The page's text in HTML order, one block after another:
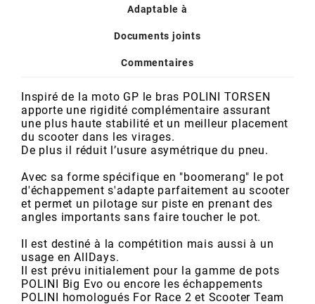
ARIETE
ARMLOCK
ARTEIN
ARTEK
ATHENA
Adaptable à
Documents joints
Commentaires
Inspiré de la moto GP le bras POLINI TORSEN
apporte une rigidité complémentaire assurant
une plus haute stabilité et un meilleur placement
du scooter dans les virages.
De plus il réduit l’usure asymétrique du pneu.
Avec sa forme spécifique en "boomerang" le pot
d'échappement s'adapte parfaitement au scooter
et permet un pilotage sur piste en prenant des
angles importants sans faire toucher le pot.
Il est destiné à la compétition mais aussi à un
usage en AllDays.
Il est prévu initialement pour la gamme de pots
POLINI Big Evo ou encore les échappements
POLINI homologués For Race 2 et Scooter Team